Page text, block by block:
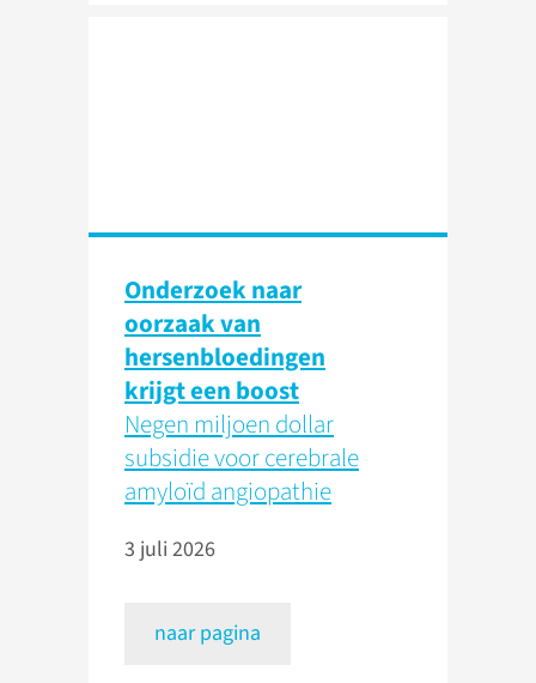
Onderzoek naar
oorzaak van
hersenbloedingen
krijgt een boost
Negen miljoen dollar
subsidie voor cerebrale
amyloïd angiopathie
3 juli 2026
naar pagina